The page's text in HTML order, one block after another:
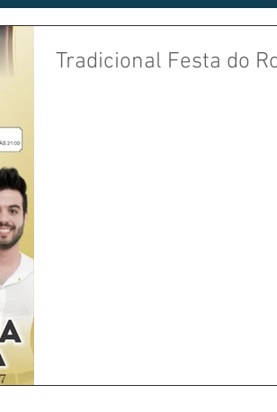
Tradicional Festa do